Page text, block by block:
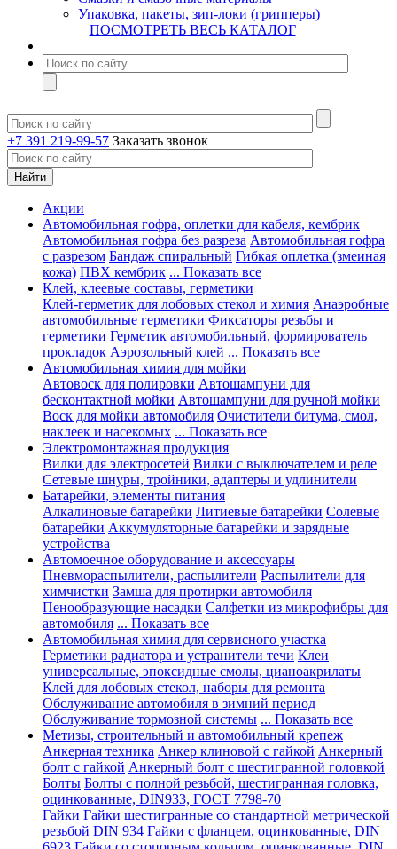
Упаковка, пакеты, зип-локи (грипперы)
ПОСМОТРЕТЬ ВЕСЬ КАТАЛОГ
+7 391 219-99-57 Заказать звонок
Акции
Автомобильная гофра, оплетки для кабеля, кембрик
Автомобильная гофра без разреза Автомобильная гофра
с разрезом Бандаж спиральный Гибкая оплетка (змеиная
кожа) ПВХ кембрик ... Показать все
Клей, клеевые составы, герметики
Клей-герметик для лобовых стекол и химия Анаэробные
автомобильные герметики Фиксаторы резьбы и
герметики Герметик автомобильный, формирователь
прокладок Аэрозольный клей ... Показать все
Автомобильная химия для мойки
Автовоск для полировки Автошампуни для
бесконтактной мойки Автошампуни для ручной мойки
Воск для мойки автомобиля Очистители битума, смол,
наклеек и насекомых ... Показать все
Электромонтажная продукция
Вилки для электросетей Вилки с выключателем и реле
Сетевые шнуры, тройники, адаптеры и удлинители
Батарейки, элементы питания
Алкалиновые батарейки Литиевые батарейки Солевые
батарейки Аккумуляторные батарейки и зарядные
устройства
Автомоечное оборудование и аксессуары
Пневмораспылители, распылители Распылители для
химчистки Замша для протирки автомобиля
Пенообразующие насадки Салфетки из микрофибры для
автомобиля ... Показать все
Автомобильная химия для сервисного участка
Герметики радиатора и устранители течи Клеи
универсальные, эпоксидные смолы, цианоакрилаты
Клей для лобовых стекол, наборы для ремонта
Обслуживание автомобиля в зимний период
Обслуживание тормозной системы ... Показать все
Метизы, строительный и автомобильный крепеж
Анкерная техника Анкер клиновой с гайкой Анкерный
болт с гайкой Анкерный болт с шестигранной головкой
Болты Болты с полной резьбой, шестигранная головка,
оцинкованные, DIN933, ГОСТ 7798-70
Гайки Гайки шестигранные со стандартной метрической
резьбой DIN 934 Гайки с фланцем, оцинкованные, DIN